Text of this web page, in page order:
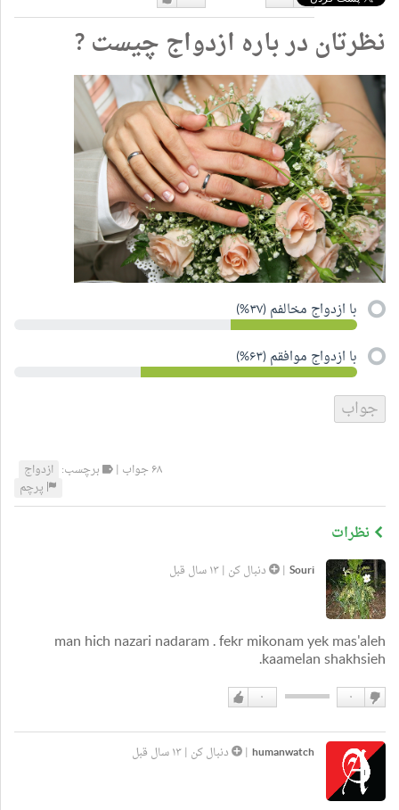
دوست
دارم
دوست
نداشتن
نظرتان در باره ازدواج چیست ?
با ازدواج مخالفم (۳۷%)
با ازدواج موافقم (۶۳%)
۶۸ جواب | برچسب: ازدواج
پرچم
نظرات
Souri
| دنبال کن |۱۳ سال قبل
man hich nazari nadaram . fekr mikonam yek mas'aleh
kaamelan shakhsieh.
دارم
۰ ۰
نداشتن
humanwatch
| دنبال کن |۱۳ سال قبل